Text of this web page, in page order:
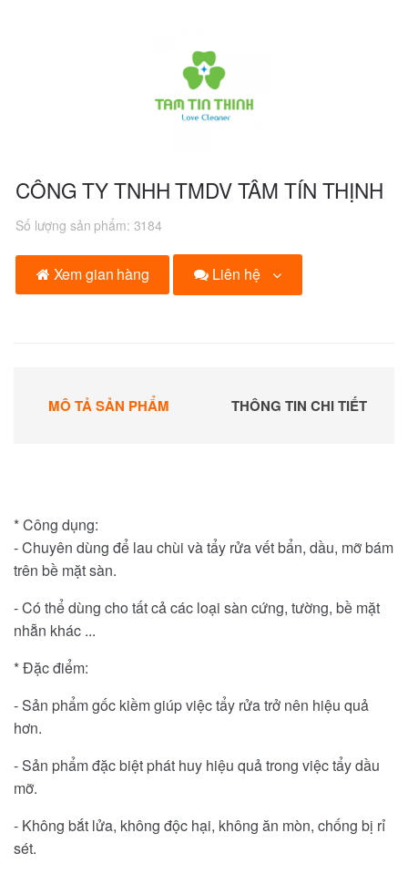
CÔNG TY TNHH TMDV TÂM TÍN THỊNH
Số lượng sản phẩm: 3184
Xem gian hàng Liên hệ
MÔ TẢ SẢN PHẨM THÔNG TIN CHI TIẾT
* Công dụng:
- Chuyên dùng để lau chùi và tẩy rửa vết bẩn, dầu, mỡ bám
trên bề mặt sàn.
- Có thể dùng cho tất cả các loại sàn cứng, tường, bề mặt
nhẵn khác ...
* Đặc điểm:
- Sản phẩm gốc kiềm giúp việc tẩy rửa trở nên hiệu quả
hơn.
- Sản phẩm đặc biệt phát huy hiệu quả trong việc tẩy dầu
mỡ.
- Không bắt lửa, không độc hại, không ăn mòn, chống bị rỉ
sét.